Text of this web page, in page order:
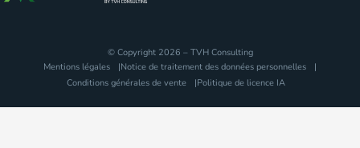
© Copyright 2026 – TVH Consulting
Mentions légales
Notice de traitement des données personnelles
Conditions générales de vente
Politique de licence IA